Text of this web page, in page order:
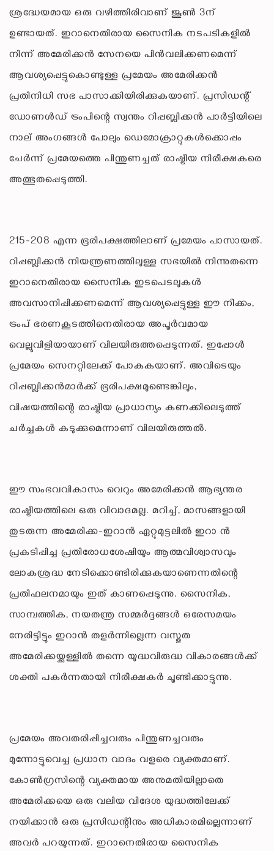
ശ്രദ്ധേയമായ ഒരു വഴിത്തിരിവാണ് ജൂൺ 3ന്
ഉണ്ടായത്. ഇറാനെതിരായ സൈനിക നടപടികളിൽ
നിന്ന് അമേരിക്കൻ സേനയെ പിൻവലിക്കണമെന്ന്
ആവശ്യപ്പെട്ടുകൊണ്ടുള്ള പ്രമേയം അമേരിക്കൻ
പ്രതിനിധി സഭ പാസാക്കിയിരിക്കുകയാണ്. പ്രസിഡന്റ്
ഡോണൾഡ് ട്രംപിന്റെ സ്വന്തം റിപ്പബ്ലിക്കൻ പാർട്ടിയിലെ
നാല് അംഗങ്ങൾ പോലും ഡെമോക്രാറ്റുകൾക്കൊപ്പം
ചേർന്ന് പ്രമേയത്തെ പിന്തുണച്ചത് രാഷ്ട്രീയ നിരീക്ഷകരെ
അത്ഭുതപ്പെടുത്തി.
215-208 എന്ന ഭൂരിപക്ഷത്തിലാണ് പ്രമേയം പാസായത്.
റിപ്പബ്ലിക്കൻ നിയന്ത്രണത്തിലുള്ള സഭയിൽ നിന്നുതന്നെ
ഇറാനെതിരായ സൈനിക ഇടപെടലുകൾ
അവസാനിപ്പിക്കണമെന്ന് ആവശ്യപ്പെട്ടുള്ള ഈ നീക്കം,
ട്രംപ് ഭരണകൂടത്തിനെതിരായ അപൂർവമായ
വെല്ലുവിളിയായാണ് വിലയിരുത്തപ്പെടുന്നത്. ഇപ്പോൾ
പ്രമേയം സെനറ്റിലേക്ക് പോകുകയാണ്. അവിടെയും
റിപ്പബ്ലിക്കൻമാർക്ക് ഭൂരിപക്ഷമുണ്ടെങ്കിലും,
വിഷയത്തിന്റെ രാഷ്ട്രീയ പ്രാധാന്യം കണക്കിലെടുത്ത്
ചർച്ചകൾ കടുക്കുമെന്നാണ് വിലയിരുത്തൽ.
ഈ സംഭവവികാസം വെറും അമേരിക്കൻ ആഭ്യന്തര
രാഷ്ട്രീയത്തിലെ ഒരു വിവാദമല്ല. മറിച്ച്, മാസങ്ങളായി
തുടരുന്ന അമേരിക്ക-ഇറാൻ ഏറ്റുമുട്ടലിൽ ഇറാ ൻ
പ്രകടിപ്പിച്ച പ്രതിരോധശേഷിയും ആത്മവിശ്വാസവും
ലോകശ്രദ്ധ നേടിക്കൊണ്ടിരിക്കുകയാണെന്നതിന്റെ
പ്രതിഫലനമായും ഇത് കാണപ്പെടുന്നു. സൈനിക,
സാമ്പത്തിക, നയതന്ത്ര സമ്മർദ്ദങ്ങൾ ഒരേസമയം
നേരിട്ടിട്ടും ഇറാൻ തളർന്നില്ലെന്ന വസ്തുത
അമേരിക്കയ്ക്കുള്ളിൽ തന്നെ യുദ്ധവിരുദ്ധ വികാരങ്ങൾക്ക്
ശക്തി പകർന്നതായി നിരീക്ഷകർ ചൂണ്ടിക്കാട്ടുന്നു.
പ്രമേയം അവതരിപ്പിച്ചവരും പിന്തുണച്ചവരും
മുന്നോട്ടുവെച്ച പ്രധാന വാദം വളരെ വ്യക്തമാണ്.
കോൺഗ്രസിന്റെ വ്യക്തമായ അനുമതിയില്ലാതെ
അമേരിക്കയെ ഒരു വലിയ വിദേശ യുദ്ധത്തിലേക്ക്
നയിക്കാൻ ഒരു പ്രസിഡന്റിനും അധികാരമില്ലെന്നാണ്
അവർ പറയുന്നത്. ഇറാനെതിരായ സൈനിക